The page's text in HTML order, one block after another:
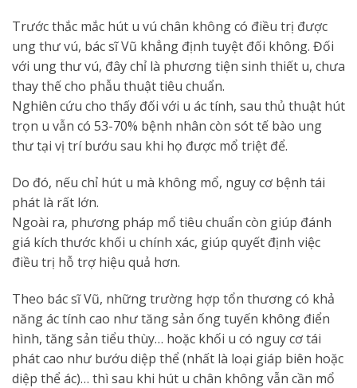
Trước thắc mắc hút u vú chân không có điều trị được
ung thư vú, bác sĩ Vũ khẳng định tuyệt đối không. Đối
với ung thư vú, đây chỉ là phương tiện sinh thiết u, chưa
thay thế cho phẫu thuật tiêu chuẩn.
Nghiên cứu cho thấy đối với u ác tính, sau thủ thuật hút
trọn u vẫn có 53-70% bệnh nhân còn sót tế bào ung
thư tại vị trí bướu sau khi họ được mổ triệt để.
Do đó, nếu chỉ hút u mà không mổ, nguy cơ bệnh tái
phát là rất lớn.
Ngoài ra, phương pháp mổ tiêu chuẩn còn giúp đánh
giá kích thước khối u chính xác, giúp quyết định việc
điều trị hỗ trợ hiệu quả hơn.
Theo bác sĩ Vũ, những trường hợp tổn thương có khả
năng ác tính cao như tăng sản ống tuyến không điển
hình, tăng sản tiểu thùy… hoặc khối u có nguy cơ tái
phát cao như bướu diệp thể (nhất là loại giáp biên hoặc
diệp thể ác)… thì sau khi hút u chân không vẫn cần mổ